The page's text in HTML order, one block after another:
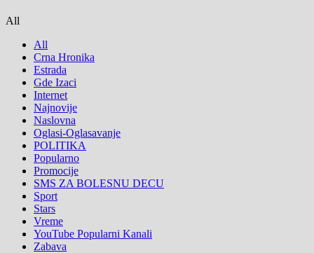
All
All
Crna Hronika
Estrada
Gde Izaci
Internet
Najnovije
Naslovna
Oglasi-Oglasavanje
POLITIKA
Popularno
Promocije
SMS ZA BOLESNU DECU
Sport
Stars
Vreme
YouTube Popularni Kanali
Zabava